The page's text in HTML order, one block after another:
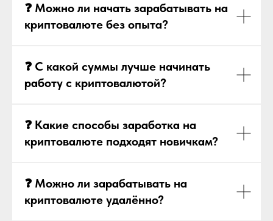
❓ Можно ли начать зарабатывать на
криптовалюте без опыта?
❓ С какой суммы лучше начинать
работу с криптовалютой?
❓ Какие способы заработка на
криптовалюте подходят новичкам?
❓ Можно ли зарабатывать на
криптовалюте удалённо?